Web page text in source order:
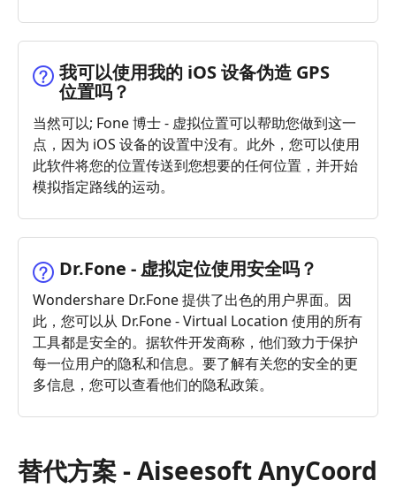
我可以使用我的 iOS 设备伪造 GPS
位置吗？
当然可以; Fone 博士 - 虚拟位置可以帮助您做到这一
点，因为 iOS 设备的设置中没有。此外，您可以使用
此软件将您的位置传送到您想要的任何位置，并开始
模拟指定路线的运动。
Dr.Fone - 虚拟定位使用安全吗？
Wondershare Dr.Fone 提供了出色的用户界面。因
此，您可以从 Dr.Fone - Virtual Location 使用的所有
工具都是安全的。据软件开发商称，他们致力于保护
每一位用户的隐私和信息。要了解有关您的安全的更
多信息，您可以查看他们的隐私政策。
替代方案 - Aiseesoft AnyCoord